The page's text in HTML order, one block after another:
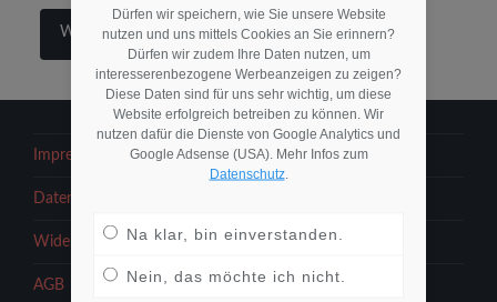
Weiterlesen
Impressum
Datenschutzerklärung
Widerrufsbelehrung
AGB
Dürfen wir speichern, wie Sie unsere Website
nutzen und uns mittels Cookies an Sie erinnern?
Dürfen wir zudem Ihre Daten nutzen, um
interesserenbezogene Werbeanzeigen zu zeigen?
Diese Daten sind für uns sehr wichtig, um diese
Website erfolgreich betreiben zu können. Wir
nutzen dafür die Dienste von Google Analytics und
Google Adsense (USA). Mehr Infos zum
Datenschutz.
Na klar, bin einverstanden.
Nein, das möchte ich nicht.